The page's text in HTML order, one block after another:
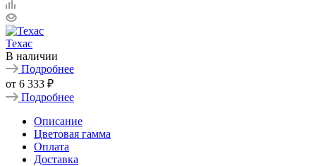
Техас
В наличии
Подробнее
от 6 333 ₽
Подробнее
Описание
Цветовая гамма
Оплата
Доставка